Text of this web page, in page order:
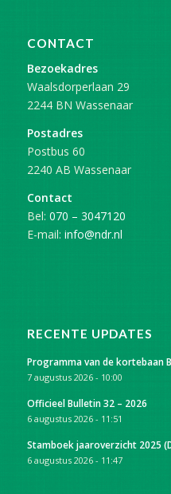
CONTACT
Bezoekadres
Waalsdorperlaan 29
2244 BN Wassenaar
Postadres
Postbus 60
2240 AB Wassenaar
Contact
Bel: 070 – 3047120
E-mail: info@ndr.nl
RECENTE UPDATES
Programma van de kortebaan
7 augustus 2026 - 10:00
Officieel Bulletin 32 – 2026
6 augustus 2026 - 11:51
Stamboek jaaroverzicht 2025
6 augustus 2026 - 11:47